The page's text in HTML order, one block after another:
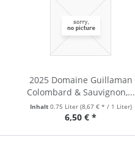
2025 Domaine Guillaman
Colombard & Sauvignon,...
Inhalt 0.75 Liter (8,67 € * / 1 Liter)
6,50 € *